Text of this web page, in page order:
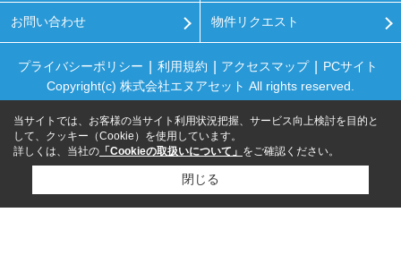
お問い合わせ 物件リクエスト
プライバシーポリシー 利用規約 アクセスマップ
PCサイト
Copyright(c) 株式会社エヌアセット All rights reserved.
当サイトでは、お客様の当サイト利用状況把握、サービス向上検討を目的と
して、クッキー（Cookie）を使用しています。
詳しくは、当社の 「Cookieの取扱いについて」 をご確認ください。
閉じる